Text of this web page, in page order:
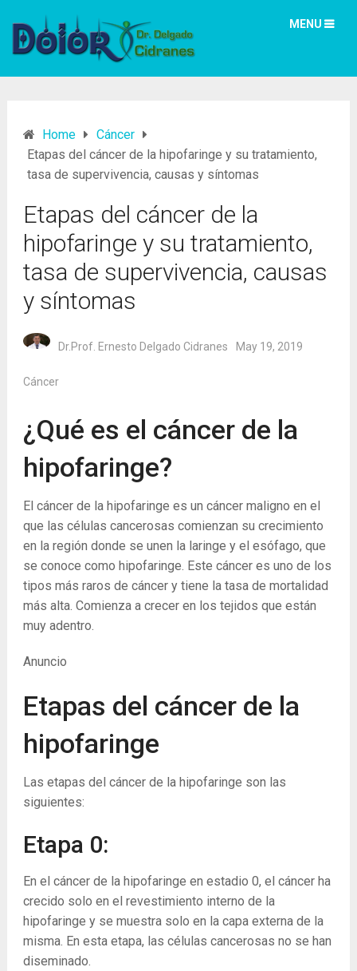
MENU
Home
Cáncer
Etapas del cáncer de la hipofaringe y su tratamiento,
tasa de supervivencia, causas y síntomas
Etapas del cáncer de la
hipofaringe y su tratamiento,
tasa de supervivencia, causas
y síntomas
Dr.Prof. Ernesto Delgado Cidranes May 19, 2019
Cáncer
¿Qué es el cáncer de la
hipofaringe?
El cáncer de la hipofaringe es un cáncer maligno en el
que las células cancerosas comienzan su crecimiento
en la región donde se unen la laringe y el esófago, que
se conoce como hipofaringe. Este cáncer es uno de los
tipos más raros de cáncer y tiene la tasa de mortalidad
más alta. Comienza a crecer en los tejidos que están
muy adentro.
Anuncio
Etapas del cáncer de la
hipofaringe
Las etapas del cáncer de la hipofaringe son las
siguientes:
Etapa 0:
En el cáncer de la hipofaringe en estadio 0, el cáncer ha
crecido solo en el revestimiento interno de la
hipofaringe y se muestra solo en la capa externa de la
misma. En esta etapa, las células cancerosas no se han
diseminado.